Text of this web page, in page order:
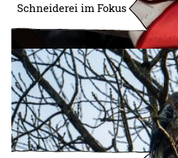
Schneiderei im Fokus